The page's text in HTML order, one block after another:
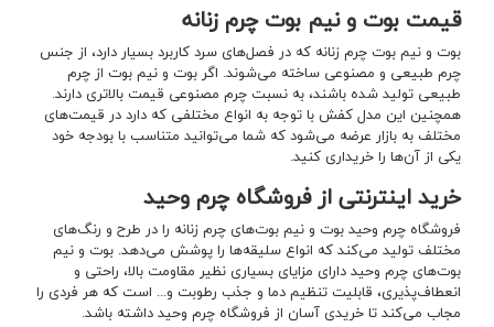
قیمت بوت و نیم بوت چرم زنانه
بوت و نیم بوت چرم زنانه که در فصل‌های سرد کاربرد بسیار دارد، از جنس
چرم طبیعی و مصنوعی ساخته می‌شوند. اگر بوت و نیم بوت از چرم
طبیعی تولید شده باشند، به نسبت چرم مصنوعی قیمت بالاتری دارند.
همچنین این مدل کفش با توجه به انواع مختلفی که دارد در قیمت‌‌های
مختلف به بازار عرضه می‌شود که شما می‌توانید متناسب با بودجه خود
یکی از آن‌ها را خریداری کنید.
خرید اینترنتی از فروشگاه چرم وحید
فروشگاه چرم وحید بوت و نیم بوت‌های چرم زنانه را در طرح و رنگ‌های
مختلف تولید می‌کند که انواع سلیقه‌ها را پوشش می‌دهد. بوت و نیم
بوت‌های چرم وحید دارای مزایای بسیاری نظیر مقاومت بالا، راحتی و
انعطاف‌پذیری، قابلیت تنظیم دما و جذب رطوبت و...‌ است که هر فردی را
مجاب می‌کند تا خریدی آسان از فروشگاه چرم وحید داشته باشد.